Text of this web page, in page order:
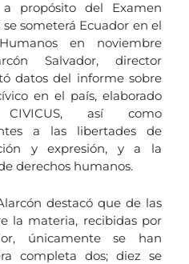
propósito del Examen
someterá Ecuador en el
en noviembre
Salvador, director
datos del informe sobre
en el país, elaborado
así como
a las libertades de
y expresión, y a la
derechos humanos.
destacó que de las
la materia, recibidas por
únicamente se han
completa dos; diez se